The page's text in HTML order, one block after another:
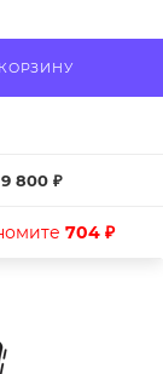
9 800 ₽
704 ₽